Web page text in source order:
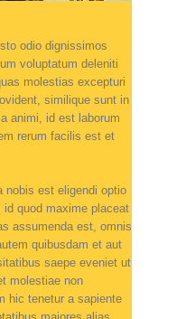
odio dignissimos
voluptatum deleniti
molestias excepturi
similique sunt in
animi, id est laborum
rerum facilis est et
nobis est eligendi optio
quod maxime placeat
assumenda est, omnis
quibusdam et aut
saepe eveniet ut
molestiae non
hic tenetur a sapiente